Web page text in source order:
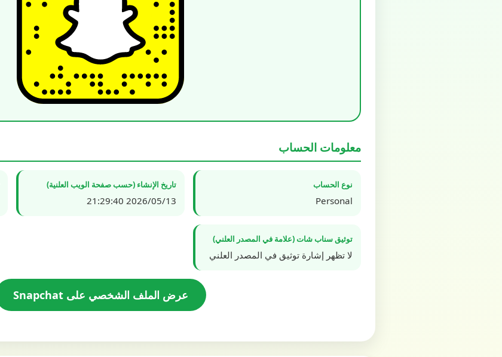
معلومات الحساب
نوع الحساب
Personal
تاريخ الإنشاء (حسب صفحة الويب العلنية)
2026/05/13 21:29:40
توثيق سناب شات (علامة في المصدر العلني)
لا تظهر إشارة توثيق في المصدر العلني
عرض الملف الشخصي على Snapchat